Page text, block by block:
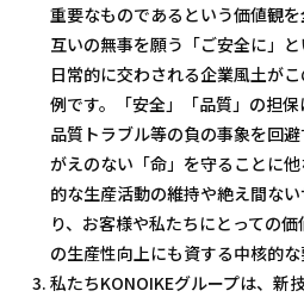
重要なものであるという価値観
互いの無事を願う「ご安全に」と
日常的に交わされる企業風土が
例です。「安全」「品質」の担
品質トラブル等の負の事象を回
がえのない「命」を守ることに
的な生産活動の維持や絶え間な
り、お客様や私たちにとっての
の生産性向上にも資する中核的な
私たちKONOIKEグループは、新